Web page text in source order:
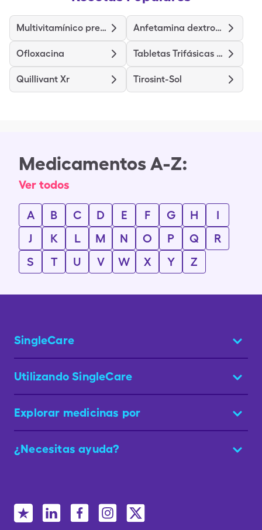
Multivitamínico prenatal Anfetamina dextroanfetamina de liberación prolongada
Ofloxacina Tabletas Trifásicas de Norgestimato y Etinilestradiol
Quillivant Xr Tirosint-Sol
Medicamentos A-Z:
Ver todos
A B C D E F G H
I
J
K L M N O P Q
R
S
T U V W X Y Z
SingleCare
Utilizando SingleCare
Explorar medicinas por
¿Necesitas ayuda?